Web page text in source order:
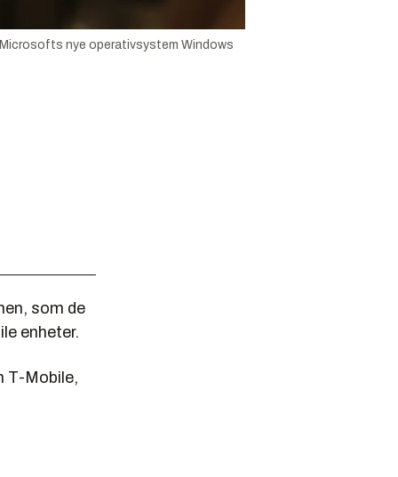
nye operativsystem Windows
som de
enheter.
T-Mobile,